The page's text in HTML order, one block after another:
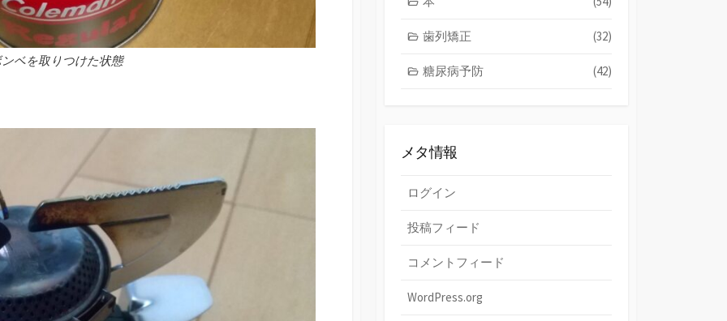
ベを取りつけた状態
歯列矯正 (32)
糖尿病予防 (42)
メタ情報
ログイン
投稿フィード
コメントフィード
WordPress.org